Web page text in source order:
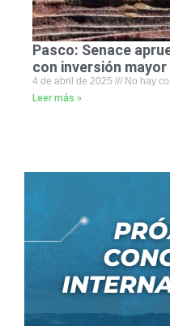
Pasco: Senace
con inversión mayor
4 de abril de 2025
No hay
Leer más »